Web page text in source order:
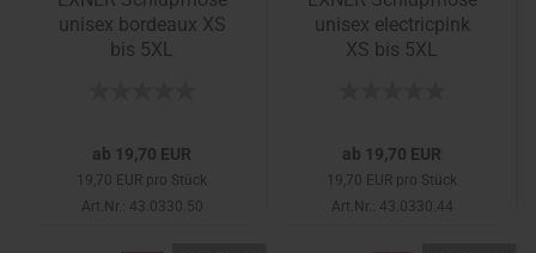
unisex bordeaux XS
bis 5XL
ab 19,70 EUR
19,70 EUR pro Stück
Art.Nr.: 43.0330.50
unisex electricpink
XS bis 5XL
ab 19,70 EUR
19,70 EUR pro Stück
Art.Nr.: 43.0330.44